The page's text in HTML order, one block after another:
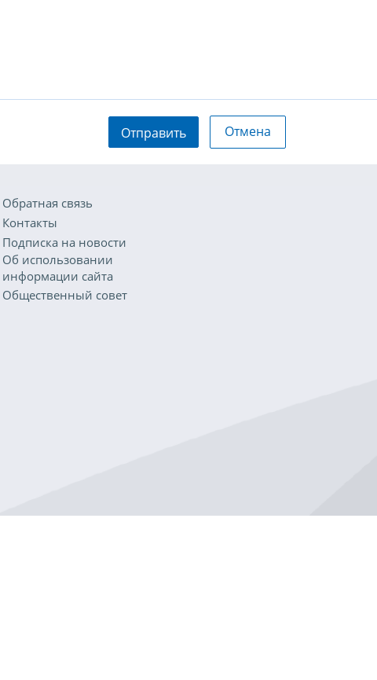
Отправить Отмена
Обратная связь
Контакты
Подписка на новости
Об использовании
информации сайта
Общественный совет